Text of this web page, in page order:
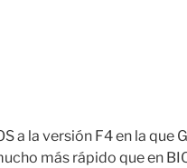
a la versión F4 en la que
más rápido que en